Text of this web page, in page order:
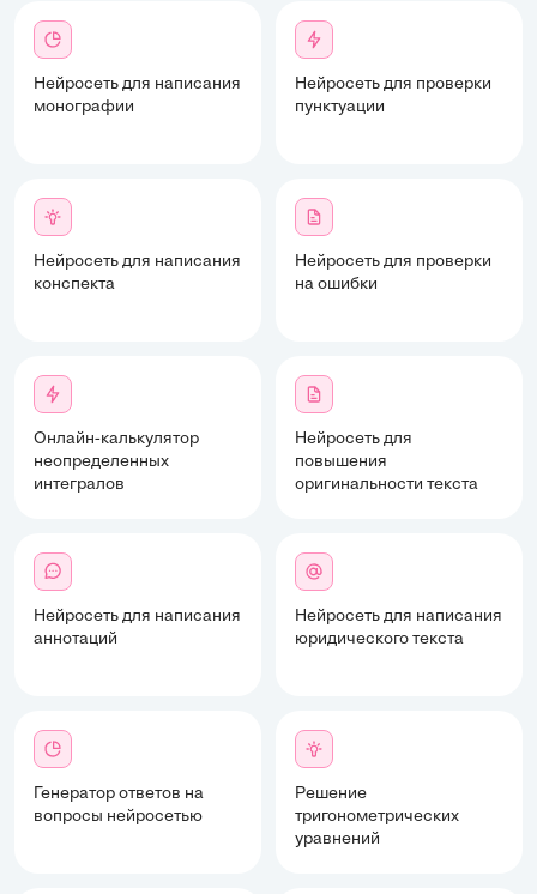
Нейросеть для написания
монографии
Нейросеть для проверки
пунктуации
Нейросеть для написания
конспекта
Нейросеть для проверки
на ошибки
Онлайн-калькулятор
неопределенных
интегралов
Нейросеть для
повышения
оригинальности текста
Нейросеть для написания
аннотаций
Нейросеть для написания
юридического текста
Генератор ответов на
вопросы нейросетью
Решение
тригонометрических
уравнений